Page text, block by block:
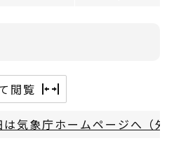
閲覧
は気象庁ホームページへ（外